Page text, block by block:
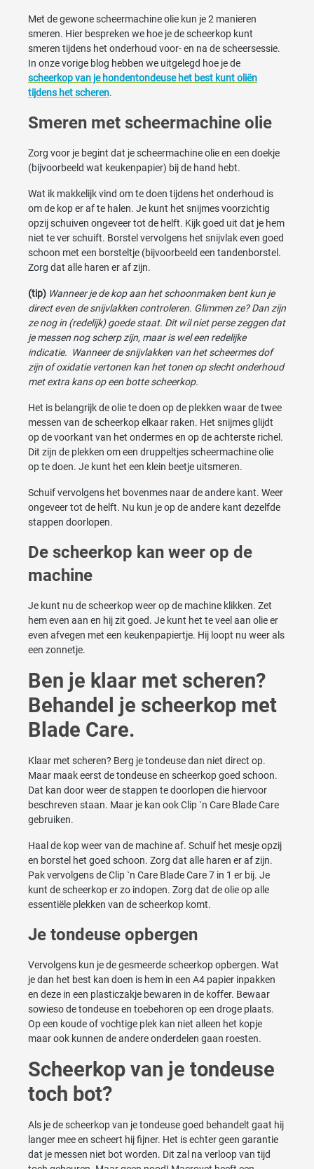
Met de gewone scheermachine olie kun je 2 manieren
smeren. Hier bespreken we hoe je de scheerkop kunt
smeren tijdens het onderhoud voor- en na de scheersessie.
In onze vorige blog hebben we uitgelegd hoe je de
scheerkop van je hondentondeuse het best kunt oliën
tijdens het scheren.
Smeren met scheermachine olie
Zorg voor je begint dat je scheermachine olie en een doekje
(bijvoorbeeld wat keukenpapier) bij de hand hebt.
Wat ik makkelijk vind om te doen tijdens het onderhoud is
om de kop er af te halen. Je kunt het snijmes voorzichtig
opzij schuiven ongeveer tot de helft. Kijk goed uit dat je hem
niet te ver schuift. Borstel vervolgens het snijvlak even goed
schoon met een borsteltje (bijvoorbeeld een tandenborstel.
Zorg dat alle haren er af zijn.
(tip) Wanneer je de kop aan het schoonmaken bent kun je
direct even de snijvlakken controleren. Glimmen ze? Dan zijn
ze nog in (redelijk) goede staat. Dit wil niet perse zeggen dat
je messen nog scherp zijn, maar is wel een redelijke
indicatie. Wanneer de snijvlakken van het scheermes dof
zijn of oxidatie vertonen kan het tonen op slecht onderhoud
met extra kans op een botte scheerkop.
Het is belangrijk de olie te doen op de plekken waar de twee
messen van de scheerkop elkaar raken. Het snijmes glijdt
op de voorkant van het ondermes en op de achterste richel.
Dit zijn de plekken om een druppeltjes scheermachine olie
op te doen. Je kunt het een klein beetje uitsmeren.
Schuif vervolgens het bovenmes naar de andere kant. Weer
ongeveer tot de helft. Nu kun je op de andere kant dezelfde
stappen doorlopen.
De scheerkop kan weer op de
machine
Je kunt nu de scheerkop weer op de machine klikken. Zet
hem even aan en hij zit goed. Je kunt het te veel aan olie er
even afvegen met een keukenpapiertje. Hij loopt nu weer als
een zonnetje.
Ben je klaar met scheren?
Behandel je scheerkop met
Blade Care.
Klaar met scheren? Berg je tondeuse dan niet direct op.
Maar maak eerst de tondeuse en scheerkop goed schoon.
Dat kan door weer de stappen te doorlopen die hiervoor
beschreven staan. Maar je kan ook Clip `n Care Blade Care
gebruiken.
Haal de kop weer van de machine af. Schuif het mesje opzij
en borstel het goed schoon. Zorg dat alle haren er af zijn.
Pak vervolgens de Clip `n Care Blade Care 7 in 1 er bij. Je
kunt de scheerkop er zo indopen. Zorg dat de olie op alle
essentiële plekken van de scheerkop komt.
Je tondeuse opbergen
Vervolgens kun je de gesmeerde scheerkop opbergen. Wat
je dan het best kan doen is hem in een A4 papier inpakken
en deze in een plasticzakje bewaren in de koffer. Bewaar
sowieso de tondeuse en toebehoren op een droge plaats.
Op een koude of vochtige plek kan niet alleen het kopje
maar ook kunnen de andere onderdelen gaan roesten.
Scheerkop van je tondeuse
toch bot?
Als je de scheerkop van je tondeuse goed behandelt gaat hij
langer mee en scheert hij fijner. Het is echter geen garantie
dat je messen niet bot worden. Dit zal na verloop van tijd